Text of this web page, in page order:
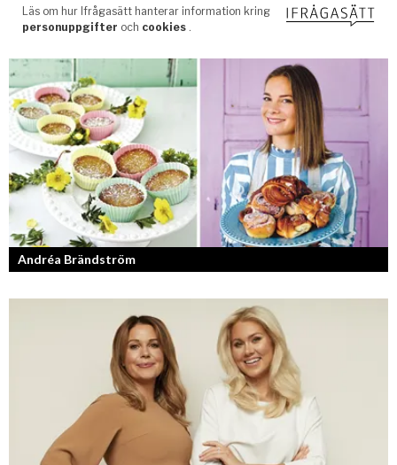
Andréa Brändström
Vinnare av Hela Sverige Bakar 2017.